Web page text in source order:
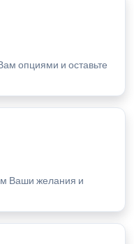
опциями и оставьте
Ваши желания и